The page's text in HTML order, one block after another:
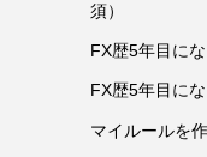
須）
FX歴5年目に
FX歴5年目に
マイルールを